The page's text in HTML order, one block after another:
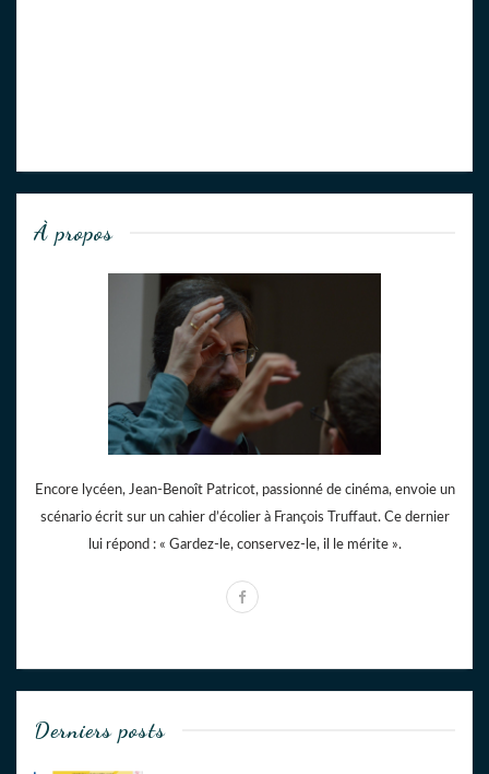
À propos
Encore lycéen, Jean-Benoît Patricot, passionné de cinéma, envoie un
scénario écrit sur un cahier d’écolier à François Truffaut. Ce dernier
lui répond : « Gardez-le, conservez-le, il le mérite ».
Derniers posts